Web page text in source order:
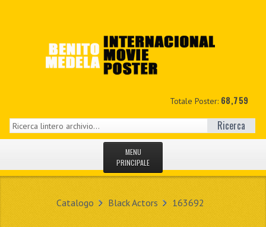
Totale Poster: 68,759
Ricerca
MENU
PRINCIPALE
Catalogo Black Actors 163692